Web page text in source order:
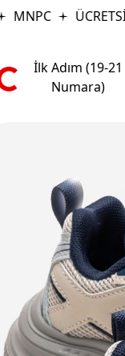
MNPC
İlk Adım (19-21
Numara)